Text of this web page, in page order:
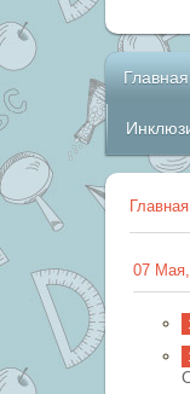
Главная
07